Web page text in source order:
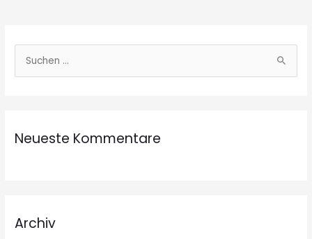
u
e
h
Neueste Kommentare
Archiv